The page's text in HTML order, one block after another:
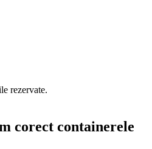
rezervate.
corect containerele